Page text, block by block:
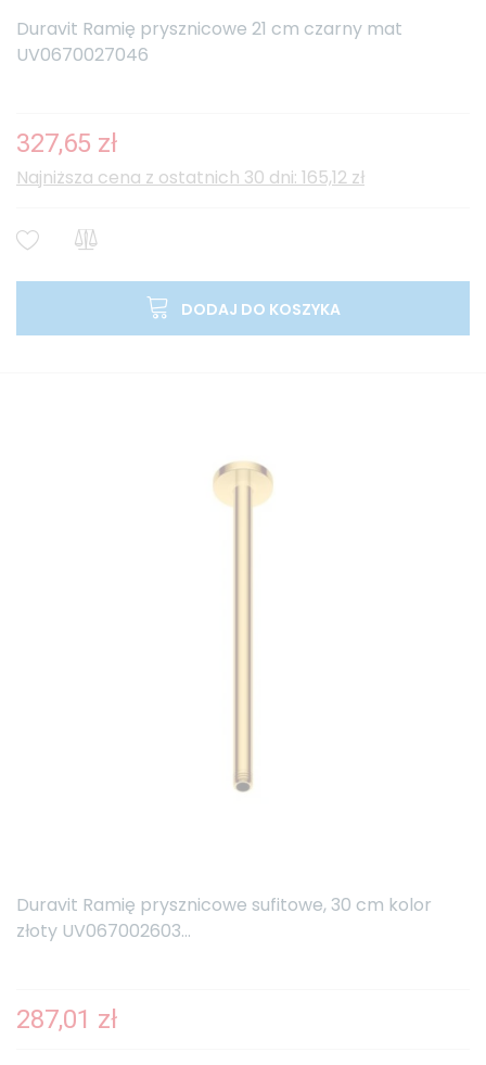
Duravit Ramię prysznicowe 21 cm czarny mat
UV0670027046
327,65 zł
Najniższa cena z ostatnich 30 dni: 165,12 zł
DODAJ DO KOSZYKA
Duravit Ramię prysznicowe sufitowe, 30 cm kolor
złoty UV067002603...
287,01 zł